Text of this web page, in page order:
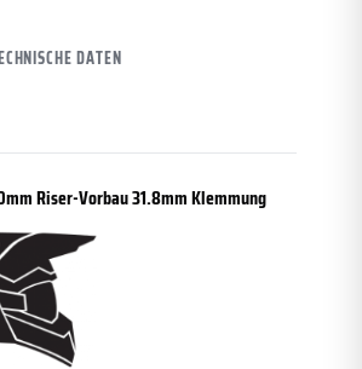
DATEN
Riser-Vorbau 31.8mm Klemmung